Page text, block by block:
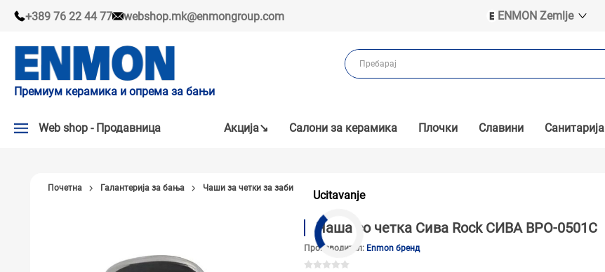
+389 76 22 44 77 webshop.mk@enmongroup.com
ENMON Zemlje
ENMON BIH
ENMON MKD
Премиум керамика и опрема за бањи
Web shop - Продавница
НАШИ ПРЕПОРАКИ
Акцијa↘ Салони за керамика Плочки Славини Санитарија
Ucitavanje
Почетна Галантерија за бања Чаши за четки за заби
Чаша со четка Сива Rock СИВА BPO-0501C
Производител: Enmon бренд